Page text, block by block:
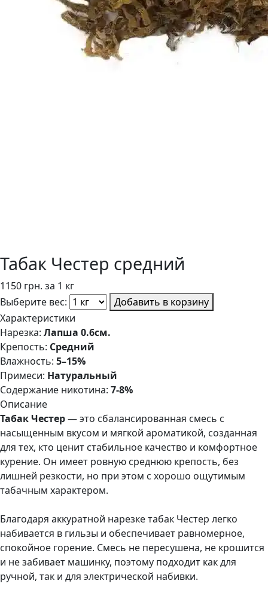
Табак Честер средний
1150 грн. за 1 кг
Выберите вес:
Добавить в корзину
Характеристики
Нарезка: Лапша 0.6см.
Крепость: Средний
Влажность: 5–15%
Примеси: Натуральный
Содержание никотина: 7-8%
Описание
Табак Честер— это сбалансированная смесь с
насыщенным вкусом и мягкой ароматикой, созданная
для тех, кто ценит стабильное качество и комфортное
курение. Он имеет ровную среднюю крепость, без
лишней резкости, но при этом с хорошо ощутимым
табачным характером.
Благодаря аккуратной нарезке табак Честер легко
набивается в гильзы и обеспечивает равномерное,
спокойное горение. Смесь не пересушена, не крошится
и не забивает машинку, поэтому подходит как для
ручной, так и для электрической набивки.